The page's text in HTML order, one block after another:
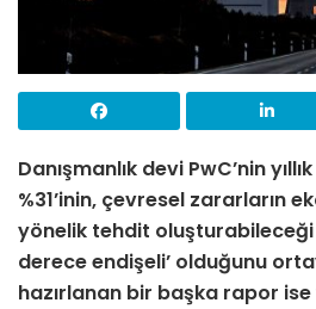
Danışmanlık devi PwC’nin
%31’inin, çevresel zararların
yönelik tehdit oluşturabileceği
derece endişeli’ olduğunu
hazırlanan bir başka rapor ise